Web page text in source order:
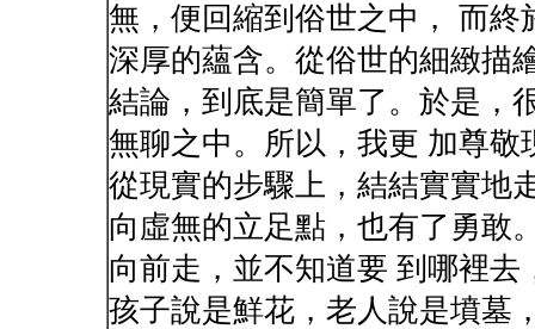
無，便回縮到俗世之中， 而
深厚的蘊含。從俗世的細緻描
結論，到底是簡單了。於是，
無聊之中。所以，我更 加尊
從現實的步驟上，結結實實地
向虛無的立足點，也有了勇敢
向前走，並不知道要 到哪裡
孩子說是鮮花，老人說是墳墓